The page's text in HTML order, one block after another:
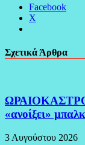
Facebook
X
Σχετικά Άρθρα
ΩΡΑΙΟΚΑΣΤΡΟ
«ανοίξει»
3 Αυγούστου 2026